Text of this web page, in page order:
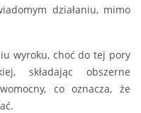
działaniu, mimo
wyroku, choć do tej pory
składając obszerne
co oznacza, że